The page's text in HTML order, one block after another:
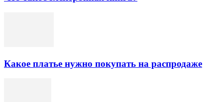
Какое платье нужно покупать на распродаже